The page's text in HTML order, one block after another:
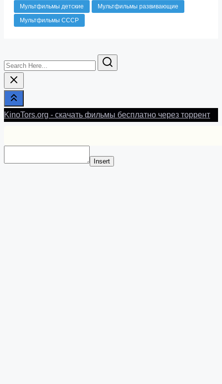
Мультфильмы детские
Мультфильмы развивающие
Мультфильмы СССР
Search
Here...
KinoTors.org - скачать фильмы бесплатно через торрент
Insert